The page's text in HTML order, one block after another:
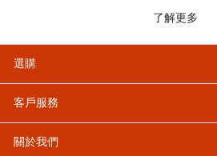
了解更多
選購
客戶服務
關於我們